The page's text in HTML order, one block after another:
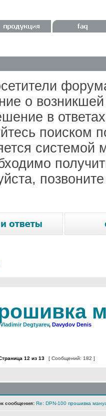
о
в
поиском
системой
Vladimir Degtyarev, Davydov Denis
12 из 13 [ Сообщений: 182 ]
сообщения: Re: DPN-100 прошивка